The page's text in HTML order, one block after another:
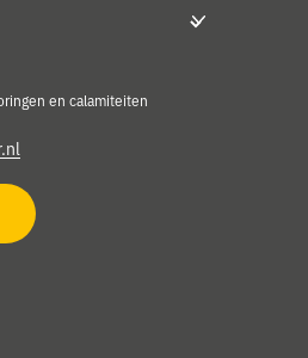
en calamiteiten